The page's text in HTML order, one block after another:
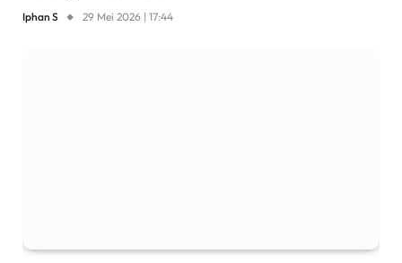
Iphan S 29 Mei 2026 | 17:44